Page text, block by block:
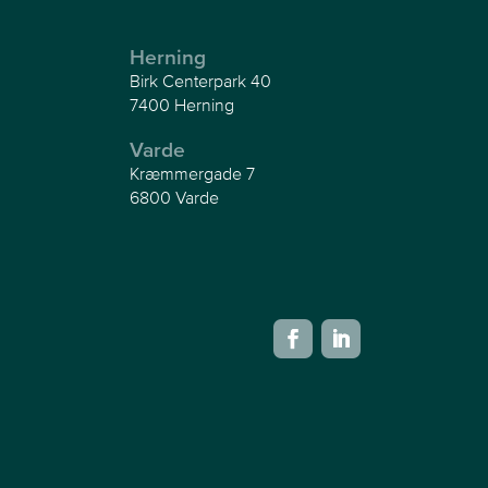
Herning
Birk Centerpark 40
7400 Herning
Varde
Kræmmergade 7
6800 Varde